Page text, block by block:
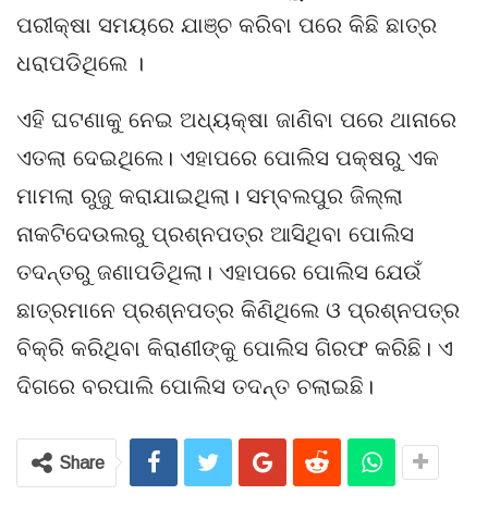
ପରୀକ୍ଷା ସମୟରେ ଯାଞ୍ଚ କରିବା ପରେ କିଛି ଛାତ୍ର
ଧରାପଡିଥିଲେ ।
ଏହି ଘଟଣାକୁ ନେଇ ଅଧ୍ୟକ୍ଷା ଜାଣିବା ପରେ ଥାନାରେ
ଏତଲା ଦେଇଥିଲେ। ଏହାପରେ ପୋଲିସ ପକ୍ଷରୁ ଏକ
ମାମଲା ରୁଜୁ କରାଯାଇଥିଲା। ସମ୍ବଲପୁର ଜିଲ୍ଲା
ନାକଟିଦେଉଲରୁ ପ୍ରଶ୍ନପତ୍ର ଆସିଥିବା ପୋଲିସ
ତଦନ୍ତରୁ ଜଣାପଡିଥିଲା। ଏହାପରେ ପୋଲିସ ଯେଉଁ
ଛାତ୍ରମାନେ ପ୍ରଶ୍ନପତ୍ର କିଣିଥିଲେ ଓ ପ୍ରଶ୍ନପତ୍ର
ବିକ୍ରି କରିଥିବା କିରାଣୀଙ୍କୁ ପୋଲିସ ଗିରଫ କରିଛି। ଏ
ଦିଗରେ ବରପାଲି ପୋଲିସ ତଦନ୍ତ ଚଲାଇଛି।
Share